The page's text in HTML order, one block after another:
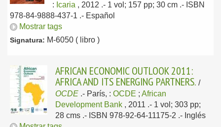
: Icaria , 2012 .- 1 vol; 157 pp; 30 cm .- ISBN
978-84-9888-437-1 .- Español
Mostrar tags
Signatura: M-6050 ( libro )
AFRICAN ECONOMIC OUTLOOK 2011:
AFRICA AND ITS ENERGING PARTNERS. /
OCDE .- París, : OCDE ; African
Development Bank , 2011 .- 1 vol; 303 pp;
28 cms .- ISBN 978-92-64-11175-2 .- Inglés